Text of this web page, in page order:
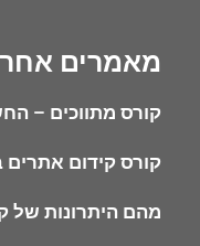
מאמרים
קורס מתווכים –
קורס קידום אתרים
מהם היתרונות של